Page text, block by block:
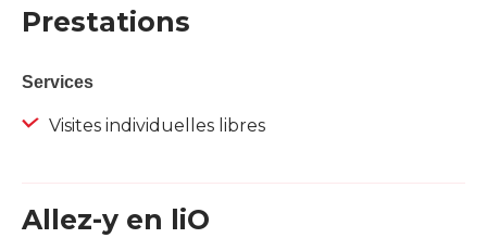
Prestations
Services
Visites individuelles libres
Allez-y en liO